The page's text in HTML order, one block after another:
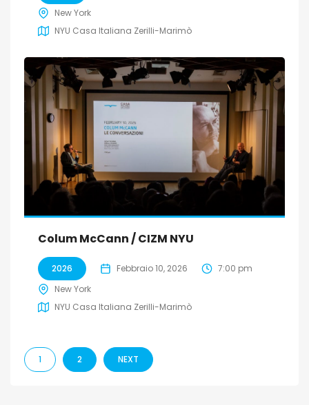
New York
NYU Casa Italiana Zerilli-Marimò
Colum McCann / CIZM NYU
2026 Febbraio 10, 2026
7:00 pm
New York
NYU Casa Italiana Zerilli-Marimò
1 2 NEXT